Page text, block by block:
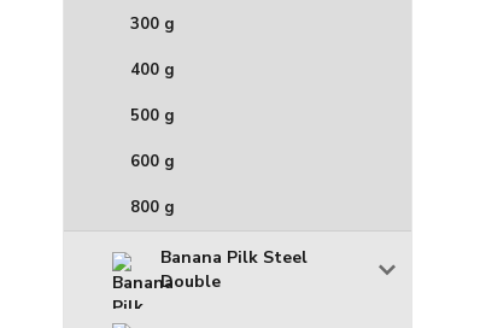
300 g
400 g
500 g
600 g
800 g
Banana Pilk Steel
Double